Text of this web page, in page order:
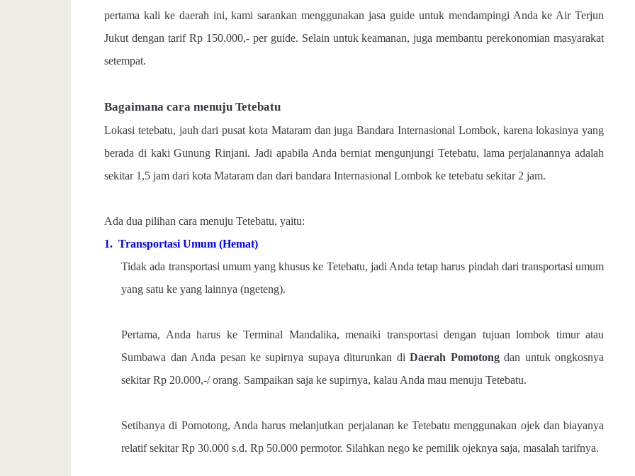
pertama kali ke daerah ini, kami sarankan menggunakan jasa guide untuk mendampingi Anda ke Air Terjun
Jukut dengan tarif Rp 150.000,- per guide. Selain untuk keamanan, juga membantu perekonomian masyarakat
setempat.
Bagaimana cara menuju Tetebatu
Lokasi tetebatu, jauh dari pusat kota Mataram dan juga Bandara Internasional Lombok, karena lokasinya yang
berada di kaki Gunung Rinjani. Jadi apabila Anda berniat mengunjungi Tetebatu, lama perjalanannya adalah
sekitar 1,5 jam dari kota Mataram dan dari bandara Internasional Lombok ke tetebatu sekitar 2 jam.
Ada dua pilihan cara menuju Tetebatu, yaitu:
1. Transportasi Umum (Hemat)
Tidak ada transportasi umum yang khusus ke Tetebatu, jadi Anda tetap harus pindah dari transportasi umum
yang satu ke yang lainnya (ngeteng).
Pertama, Anda harus ke Terminal Mandalika, menaiki transportasi dengan tujuan lombok timur atau
Sumbawa dan Anda pesan ke supirnya supaya diturunkan diDaerah Pomotongdan untuk ongkosnya
sekitar Rp 20.000,-/ orang. Sampaikan saja ke supirnya, kalau Anda mau menuju Tetebatu.
Setibanya di Pomotong, Anda harus melanjutkan perjalanan ke Tetebatu menggunakan ojek dan biayanya
relatif sekitar Rp 30.000 s.d. Rp 50.000 permotor. Silahkan nego ke pemilik ojeknya saja, masalah tarifnya.